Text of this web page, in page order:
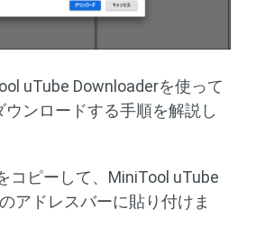
uTube Downloaderを使って
ウンロードする手順を解説し
コピーして、MiniTool uTube
アドレスバーに貼り付けま